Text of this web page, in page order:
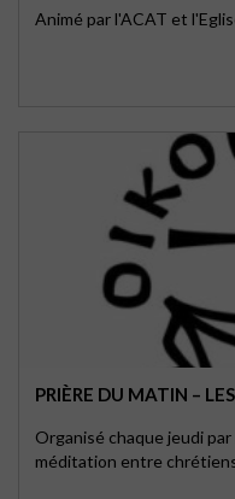
Animé par l'ACAT et
PRIÈRE DU MATIN –
Organisé chaque jeudi
méditation entre